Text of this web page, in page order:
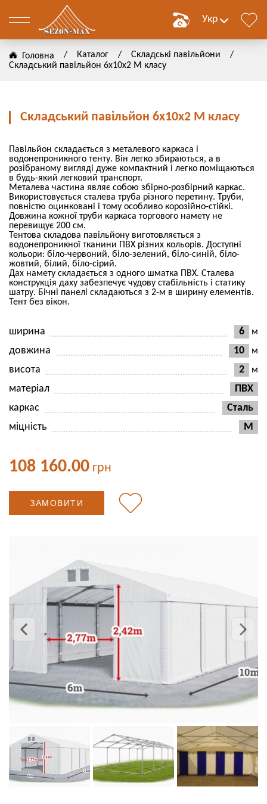
Укр
Головна / Каталог / Складські павільйони
/
Складський павільйон 6х10х2 M класу
Складський павільйон 6х10х2 M класу
Павільйон складається з металевого каркаса і
водонепроникного тенту. Він легко збираються, а в
розібраному вигляді дуже компактний і легко поміщаються
в будь-який легковий транспорт.
Металева частина являє собою збірно-розбірний каркас.
Використовується сталева труба різного перетину. Труби,
повністю оцинковані і тому особливо корозійно-стійкі.
Довжина кожної труби каркаса торгового намету не
перевищує 200 см.
Тентова складова павільйону виготовляється з
водонепроникної тканини ПВХ різних кольорів. Доступні
кольори: біло-червоний, біло-зелений, біло-синій, біло-
жовтий, білий, біло-сірий.
Дах намету складається з одного шматка ПВХ. Сталева
конструкція даху забезпечує чудову стабільність і статику
шатру. Бічні панелі складаються з 2-м в ширину елементів.
Тент без вікон.
ширина 6 м
довжина 10 м
висота 2 м
матеріал
ПВХ
каркас
Сталь
міцність
M
108 160.00 грн
ЗАМОВИТИ